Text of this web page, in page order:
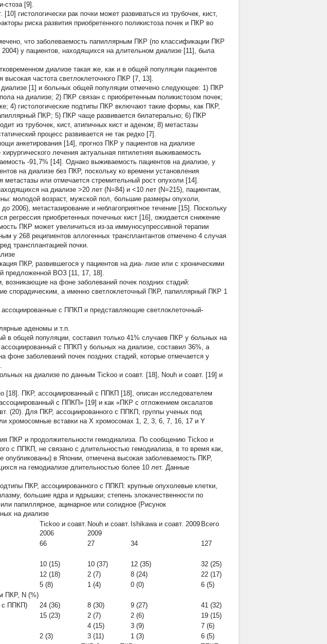
стоза [9].
гистологически рак почки может развиваться из трубочек, кист,
риска развития приобретенного поликистоза почек и ПКР во
что заболеваемость папиллярным ПКР (по классификации ПКР
у пациентов, находящихся на длительном диализе [11], была
диализе такая же, как и в общей популяции пациентов
высокая частота светлоклеточного ПКР [7, 13].
диализе [1] и больных общей популяции отмечено следующее: 1) ПКР
на диализе; 2) ПКР связан с приобретенным поликистозом почек;
4) гистологические подтипы ПКР включают такие формы, как ПКР,
ПКР; 5) ПКР чаще развивается билатерально; 6) ПКР
из трубочек, кист, атипичных кист и аденом; 8) метастазы
процесс развивается не так редко [7].
анкетирования [14], прогноз ПКР у пациентов на диализе
лечения актуальная пятилетняя выживаемость
-91,7% [14]. Однако выживаемость пациентов на диализе, у
на диализе без ПКР, поскольку ко времени установления
метастазы или отмечается стремительный рост опухоли [14].
на диализе >20 лет (N=84) и <10 лет (N=215), пациентам,
молодой возраст, мужской пол, большие размеры опухоли,
2006), метастазирование и неблагоприятное течение [15]. Поскольку
регрессия приобретенных почечных кист [16], ожидается снижение
ПКР может увеличиться из-за иммуносупрессивной терапии
у 268 реципиентов аллогенных трансплантантов отмечено 4 случая
трансплантацией почки.
ПКР, развившегося у пациентов на диа- лизе или с хроническими
предложенной ВОЗ [11, 17, 18].
на фоне заболеваний почек поздних стадий:
а именно светлоклеточный ПКР, папиллярный ПКР 1
с ППКП и представляющие светлоклеточный-
аденомы и т.п.
в общей популяции, составил только 41% случаев ПКР у больных на
с ППКП у больных на диализе, составил 36%, а
фоне заболеваний почек поздних стадий, которые отмечается у
на диализе по данным Tickoo и соавт. [18], Nouh и соавт. [19] и
[18]. ПКР, ассоциированный с ППКП [18], описан исследователем
с ППКП» [19] и как «ПКР с отложением оксалатов
(20). Для ПКР, ассоциированного с ППКП, группы ученых под
хромосомные вставки на Х хромосомах 1, 2, 3, 6, 7, 16, 17 и Y
ПКР и продолжительности гемодиализа. По сообщению Tickoo и
с ППКП, не связано с длительностью гемодиализа, в то время как,
в Японии, отмечена высокая заболеваемость ПКР,
на гемодиализе длительностью более 10 лет. Данные
ПКР, ассоциированного с ППКП: крупные опухолевые клетки,
большие ядра и ядрышки; степень злокачественности по
папиллярное, ацинарное или солидное (Рисунок
на диализе
Tickoo и соавт.
2006
Nouh и соавт.
2009
Ishikawa и соавт. 2009 Всего
66 27 34
127
10 (15) 10 (37) 12 (35)
32 (25)
12 (18) 2 (7) 8 (24)
22 (17)
5 (8) 1 (4) 0 (0)
6 (5)
ПКР, N (%)
с ППКП)
24 (36) 8 (30) 9 (27)
41 (32)
15 (23) 2 (7) 2 (6)
19 (15)
4 (15) 3 (9)
7 (6)
2 (3) 3 (11) 1 (3)
6 (5)